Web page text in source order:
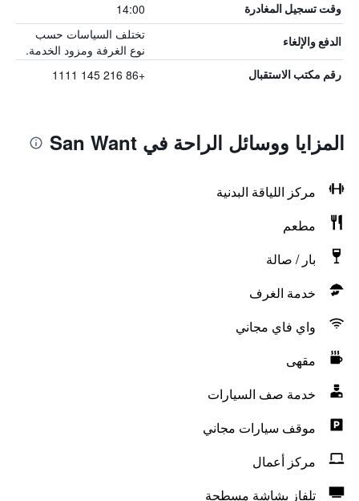
وقت تسجيل المغادرة 14:00
الدفع والإلغاء
تختلف السياسات حسب
نوع الغرفة ومزود الخدمة.
رقم مكتب الاستقبال +86 216 145 1111
المزايا ووسائل الراحة في San Want
مركز اللياقة البدنية
مطعم
بار / صالة
خدمة الغرف
واي فاي مجاني
مقهى
خدمة صف السيارات
موقف سيارات مجاني
مركز أعمال
تلفاز بشاشة مسطحة